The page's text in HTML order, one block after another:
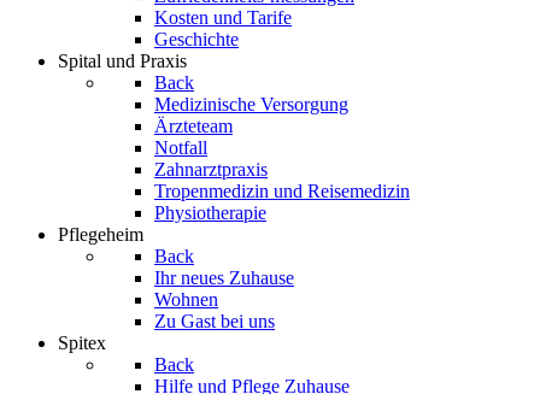
Kosten und Tarife
Geschichte
Spital und Praxis
Back
Medizinische Versorgung
Ärzteteam
Notfall
Zahnarztpraxis
Tropenmedizin und Reisemedizin
Physiotherapie
Pflegeheim
Back
Ihr neues Zuhause
Wohnen
Zu Gast bei uns
Spitex
Back
Hilfe und Pflege Zuhause